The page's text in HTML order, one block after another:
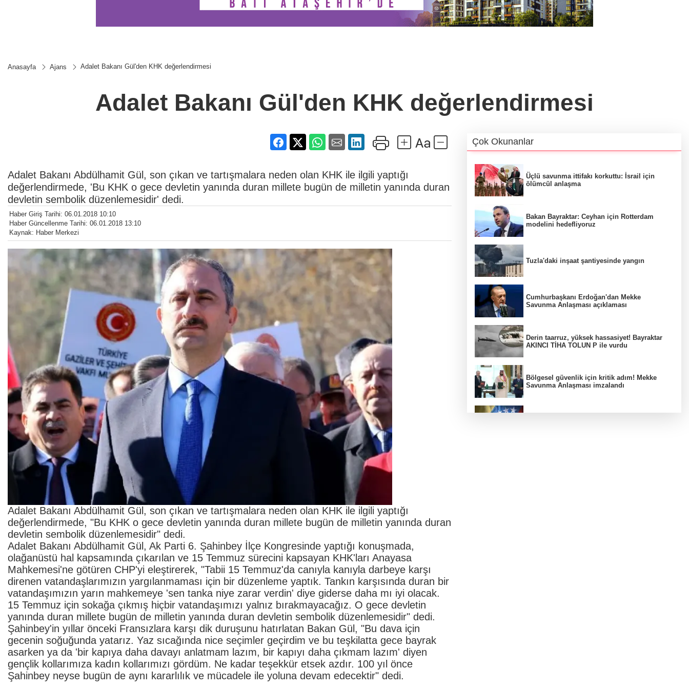
Anasayfa Ajans Adalet Bakanı Gül'den KHK değerlendirmesi
Adalet Bakanı Gül'den KHK değerlendirmesi
Adalet Bakanı Abdülhamit Gül, son çıkan ve tartışmalara neden olan KHK ile ilgili yaptığı
değerlendirmede, 'Bu KHK o gece devletin yanında duran millete bugün de milletin yanında duran
devletin sembolik düzenlemesidir' dedi.
Haber Giriş Tarihi: 06.01.2018 10:10
Haber Güncellenme Tarihi: 06.01.2018 13:10
Kaynak: Haber Merkezi
Adalet Bakanı Abdülhamit Gül, son çıkan ve tartışmalara neden olan KHK ile ilgili yaptığı
değerlendirmede, "Bu KHK o gece devletin yanında duran millete bugün de milletin yanında duran
devletin sembolik düzenlemesidir" dedi.
Adalet Bakanı Abdülhamit Gül, Ak Parti 6. Şahinbey İlçe Kongresinde yaptığı konuşmada,
olağanüstü hal kapsamında çıkarılan ve 15 Temmuz sürecini kapsayan KHK'ları Anayasa
Mahkemesi'ne götüren CHP'yi eleştirerek, "Tabii 15 Temmuz'da canıyla kanıyla darbeye karşı
direnen vatandaşlarımızın yargılanmaması için bir düzenleme yaptık. Tankın karşısında duran bir
vatandaşımızın yarın mahkemeye 'sen tanka niye zarar verdin' diye giderse daha mı iyi olacak.
15 Temmuz için sokağa çıkmış hiçbir vatandaşımızı yalnız bırakmayacağız. O gece devletin
yanında duran millete bugün de milletin yanında duran devletin sembolik düzenlemesidir" dedi.
Şahinbey'in yıllar önceki Fransızlara karşı dik duruşunu hatırlatan Bakan Gül, "Bu dava için
gecenin soğuğunda yatarız. Yaz sıcağında nice seçimler geçirdim ve bu teşkilatta gece bayrak
asarken ya da 'bir kapıya daha davayı anlatmam lazım, bir kapıyı daha çıkmam lazım' diyen
gençlik kollarımıza kadın kollarımızı gördüm. Ne kadar teşekkür etsek azdır. 100 yıl önce
Şahinbey neyse bugün de aynı kararlılık ve mücadele ile yoluna devam edecektir" dedi.
Çok Okunanlar
Üçlü savunma ittifakı korkuttu: İsrail için
ölümcül anlaşma
Bakan Bayraktar: Ceyhan için Rotterdam
modelini hedefliyoruz
Tuzla'daki inşaat şantiyesinde yangın
Cumhurbaşkanı Erdoğan'dan Mekke
Savunma Anlaşması açıklaması
Derin taarruz, yüksek hassasiyet! Bayraktar
AKINCI TİHA TOLUN P ile vurdu
Bölgesel güvenlik için kritik adım! Mekke
Savunma Anlaşması imzalandı